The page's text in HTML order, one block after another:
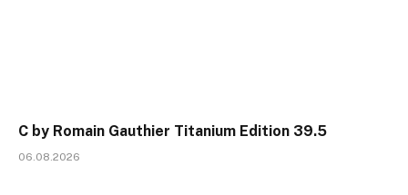
C by Romain Gauthier Titanium Edition 39.5
06.08.2026